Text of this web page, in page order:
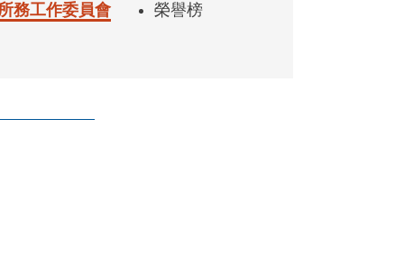
務工作委員會 榮譽榜